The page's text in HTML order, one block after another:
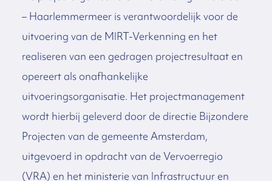
– Haarlemmermeer is verantwoordelijk voor de
uitvoering van de MIRT-Verkenning en het
realiseren van een gedragen projectresultaat en
opereert als onafhankelijke
uitvoeringsorganisatie. Het projectmanagement
wordt hierbij geleverd door de directie Bijzondere
Projecten van de gemeente Amsterdam,
uitgevoerd in opdracht van de Vervoerregio
(VRA) en het ministerie van Infrastructuur en